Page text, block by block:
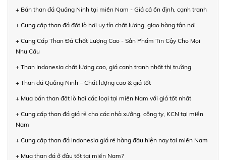
+ Bán than đá Quảng Ninh tại miền Nam - Giá cả ổn định, cạnh tranh
+ Cung cấp than đá đốt lò hơi uy tín chất lượng, giao hàng tận nơi
+ Cung Cấp Than Đá Chất Lượng Cao - Sản Phẩm Tin Cậy Cho Mọi
Nhu Cầu
+ Than Indonesia chất lượng cao, giá cạnh tranh nhất thị trường
+ Than đá Quảng Ninh – Chất lượng cao & giá tốt
+ Mua bán than đốt lò hơi các loại tại miền Nam với giá tốt nhất
+ Cung cấp than đá giá rẻ cho các nhà xưởng, công ty, KCN tại miền
Nam
+ Cung cấp than đá Indonesia giá rẻ hàng đầu hiện nay tại miền Nam
+ Mua than đá ở đâu tốt tại miền Nam?